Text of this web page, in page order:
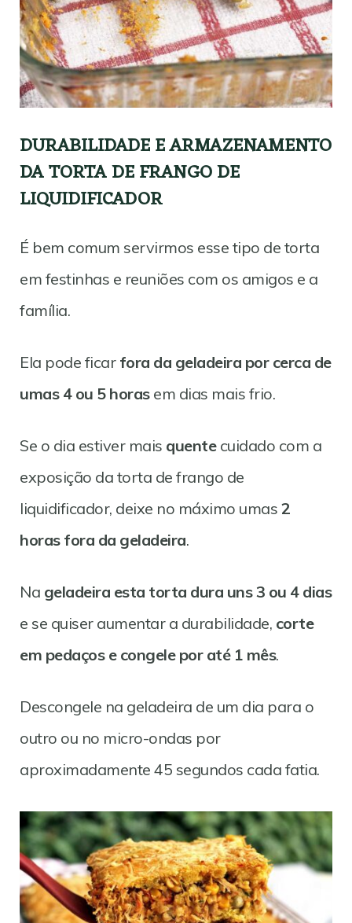
DURABILIDADE E ARMAZENAMENTO
DA TORTA DE FRANGO DE
LIQUIDIFICADOR
É bem comum servirmos esse tipo de torta
em festinhas e reuniões com os amigos e a
família.
Ela pode ficar fora da geladeira por cerca de
umas 4 ou 5 horasem dias mais frio.
Se o dia estiver mais quentecuidado com a
exposição da torta de frango de
liquidificador, deixe no máximo umas 2
horas fora da geladeira.
Na geladeira esta torta dura uns 3 ou 4 dias
e se quiser aumentar a durabilidade, corte
em pedaços e congele por até 1 mês.
Descongele na geladeira de um dia para o
outro ou no micro-ondas por
aproximadamente 45 segundos cada fatia.